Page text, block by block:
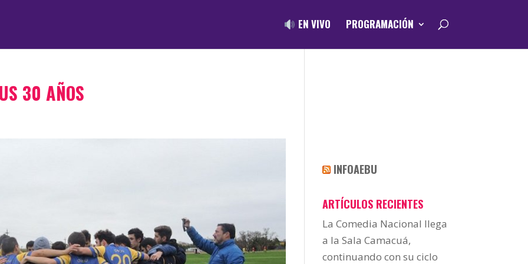
EN VIVO PROGRAMACIÓN
30 AÑOS
INFOAEBU
ARTÍCULOS RECIENTES
La Comedia Nacional llega
a la Sala Camacuá,
continuando con su ciclo